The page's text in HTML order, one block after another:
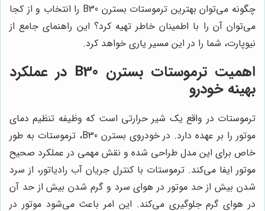
چگونه می‌توان بهترین ترموستات بسترن B30 را انتخاب و از کجا
می‌توان آن را با اطمینان خاطر تهیه کرد؟ این راهنمای جامع از
نیوپارت، شما را در این مسیر یاری خواهد کرد.
اهمیت ترموستات بسترن B30 در عملکرد
بهینه خودرو
ترموستات در واقع یک شیر حرارتی است که وظیفه تنظیم دمای
موتور را بر عهده دارد. در خودروی بسترن B30، ترموستات به طور
خاص برای این مدل طراحی شده و نقش مهمی در عملکرد صحیح
موتور ایفا می‌کند. ترموستات با کنترل جریان آب رادیاتور، از سرد
شدن بیش از حد موتور در هوای سرد و گرم شدن بیش از حد آن
در هوای گرم جلوگیری می‌کند. این امر باعث می‌شود موتور در